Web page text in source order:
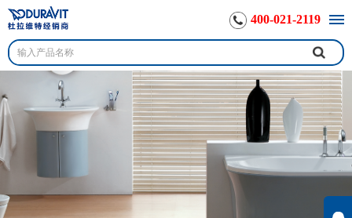
400-021-2119